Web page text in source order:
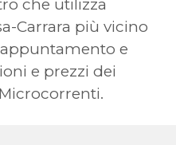
che utilizza
Carrara più vicino
e
e prezzi dei